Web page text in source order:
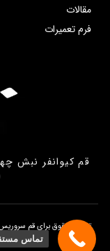
مقالات
فرم تعمیرات
قم کیوانفر نبش
تمامی حقوق برای قم
تماس